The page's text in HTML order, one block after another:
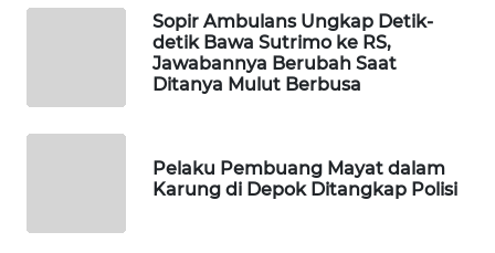
Sopir Ambulans Ungkap Detik-
detik Bawa Sutrimo ke RS,
Jawabannya Berubah Saat
Ditanya Mulut Berbusa
Pelaku Pembuang Mayat dalam
Karung di Depok Ditangkap Polisi
ID